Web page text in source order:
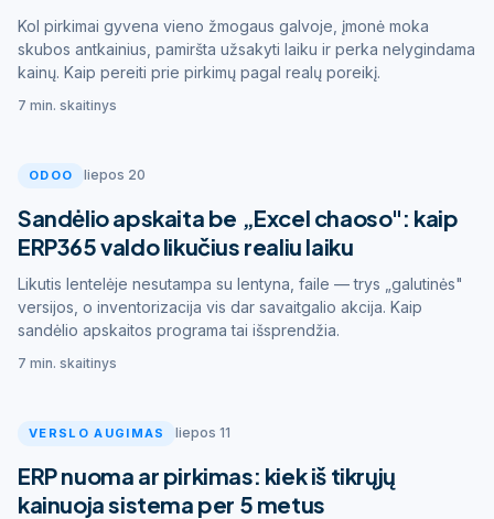
Kol pirkimai gyvena vieno žmogaus galvoje, įmonė moka
skubos antkainius, pamiršta užsakyti laiku ir perka nelygindama
kainų. Kaip pereiti prie pirkimų pagal realų poreikį.
7 min. skaitinys
ODOO liepos 20
Sandėlio apskaita be „Excel chaoso": kaip
ERP365 valdo likučius realiu laiku
Likutis lentelėje nesutampa su lentyna, faile — trys „galutinės"
versijos, o inventorizacija vis dar savaitgalio akcija. Kaip
sandėlio apskaitos programa tai išsprendžia.
7 min. skaitinys
VERSLO AUGIMAS liepos 11
ERP nuoma ar pirkimas: kiek iš tikrųjų
kainuoja sistema per 5 metus